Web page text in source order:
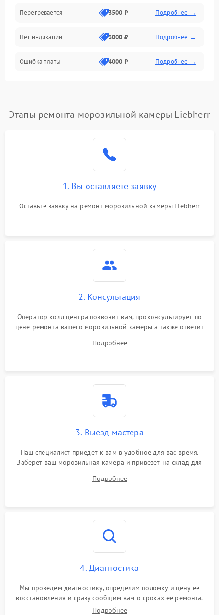
Перегревается 3500 ₽ Подробнее →
Нет индикации 3000 ₽ Подробнее →
Ошибка платы 4000 ₽ Подробнее →
Этапы ремонта морозильной камеры Liebherr
1. Вы оставляете заявку
Оставьте заявку на ремонт морозильной камеры Liebherr
2. Консультация
Оператор колл центра позвонит вам, проконсультирует по
цене ремонта вашего морозильной камеры а также ответит
Подробнее
3. Выезд мастера
Наш специалист приедет к вам в удобное для вас время.
Заберет ваш морозильная камера и привезет на склад для
Подробнее
4. Диагностика
Мы проведем диагностику, определим поломку и цену ее
восстановления и сразу сообщим вам о сроках ее ремонта.
Подробнее